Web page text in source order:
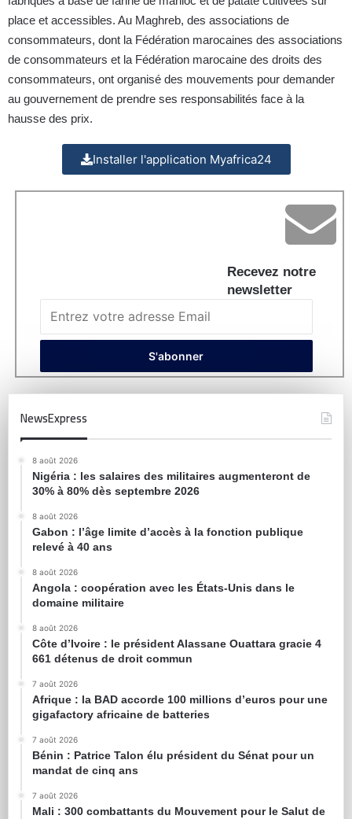
place et accessibles. Au Maghreb, des associations de
consommateurs, dont la Fédération marocaines des associations
de consommateurs et la Fédération marocaine des droits des
consommateurs, ont organisé des mouvements pour demander
au gouvernement de prendre ses responsabilités face à la
hausse des prix.
Installer l'application Myafrica24
Recevez notre
newsletter
NewsExpress
8 août 2026
Nigéria : les salaires des militaires augmenteront de
30% à 80% dès septembre 2026
8 août 2026
Gabon : l’âge limite d’accès à la fonction publique
relevé à 40 ans
8 août 2026
Angola : coopération avec les États-Unis dans le
domaine militaire
8 août 2026
Côte d’Ivoire : le président Alassane Ouattara gracie 4
661 détenus de droit commun
7 août 2026
Afrique : la BAD accorde 100 millions d’euros pour une
gigafactory africaine de batteries
7 août 2026
Bénin : Patrice Talon élu président du Sénat pour un
mandat de cinq ans
7 août 2026
Mali : 300 combattants du Mouvement pour le Salut de